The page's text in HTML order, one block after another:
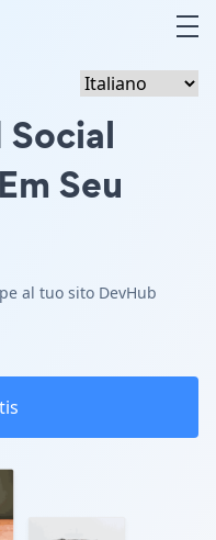
Social
Seu
al tuo sito DevHub